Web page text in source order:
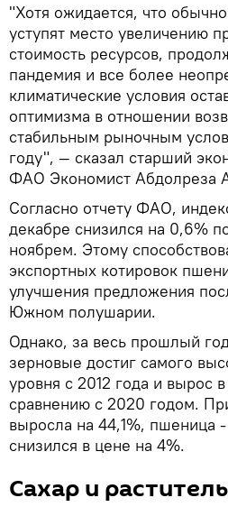
"Хотя ожидается, что
уступят место увеличению
стоимость ресурсов,
пандемия и все более
климатические условия
оптимизма в отношении
стабильным рыночным
году", — сказал старший
ФАО Экономист Абдолреза
Согласно отчету ФАО,
декабре снизился на 0,6%
ноябрем. Этому
экспортных котировок
улучшения предложения
Южном полушарии.
Однако, за весь прошлый
зерновые достиг самого
уровня с 2012 года и вырос
сравнению с 2020 годом.
выросла на 44,1%, пшеница
снизился в цене на 4%.
Сахар и